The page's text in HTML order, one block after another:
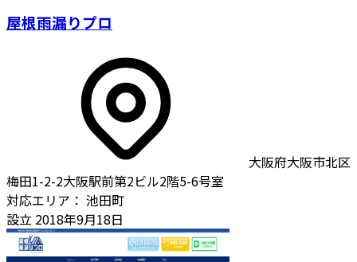
屋根雨漏りプロ
大阪府大阪市北区
梅田1-2-2大阪駅前第2ビル2階5-6号室
対応エリア： 池田町
設立 2018年9月18日